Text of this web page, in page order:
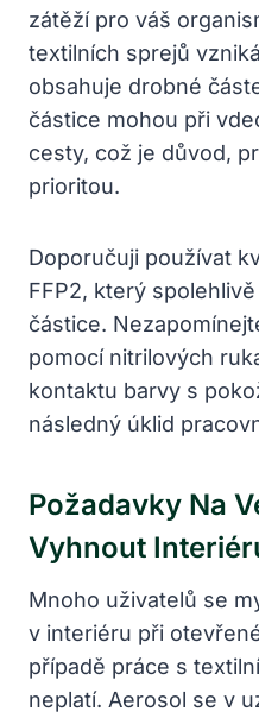
zátěží pro váš
textilních sprejů
obsahuje drobné
částice mohou při
cesty, což je důvod,
prioritou.
Doporučuji používat
FFP2, který
částice.
pomocí nitrilových
kontaktu barvy s
následný úklid
Požadavky Na
Vyhnout
Mnoho uživatelů se
v interiéru při
případě práce s
neplatí. Aerosol se v